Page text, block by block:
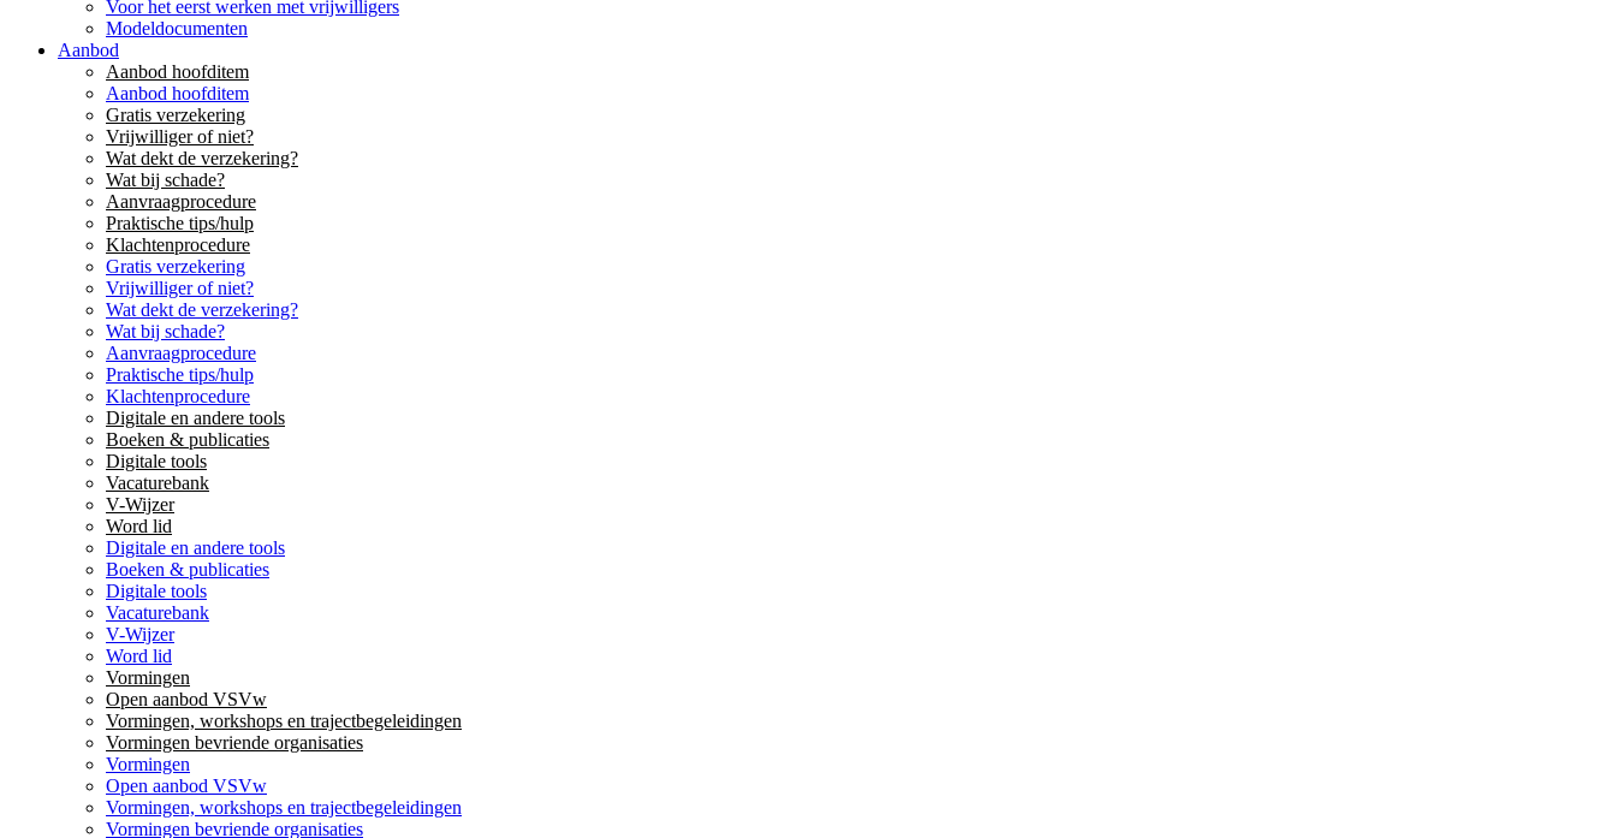
Voor het eerst werken met vrijwilligers
Modeldocumenten
Aanbod
Aanbod hoofditem
Aanbod hoofditem
Gratis verzekering
Vrijwilliger of niet?
Wat dekt de verzekering?
Wat bij schade?
Aanvraagprocedure
Praktische tips/hulp
Klachtenprocedure
Gratis verzekering
Vrijwilliger of niet?
Wat dekt de verzekering?
Wat bij schade?
Aanvraagprocedure
Praktische tips/hulp
Klachtenprocedure
Digitale en andere tools
Boeken & publicaties
Digitale tools
Vacaturebank
V-Wijzer
Word lid
Digitale en andere tools
Boeken & publicaties
Digitale tools
Vacaturebank
V-Wijzer
Word lid
Vormingen
Open aanbod VSVw
Vormingen, workshops en trajectbegeleidingen
Vormingen bevriende organisaties
Vormingen
Open aanbod VSVw
Vormingen, workshops en trajectbegeleidingen
Vormingen bevriende organisaties